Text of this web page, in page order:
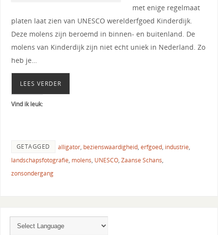
met enige regelmaat
platen laat zien van UNESCO werelderfgoed Kinderdijk.
Deze molens zijn beroemd in binnen- en buitenland. De
molens van Kinderdijk zijn niet echt uniek in Nederland. Zo
heb je…
LEES VERDER
Vind ik leuk:
GETAGGED alligator, bezienswaardigheid, erfgoed, industrie,
landschapsfotografie, molens, UNESCO, Zaanse Schans,
zonsondergang